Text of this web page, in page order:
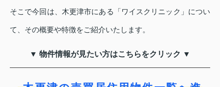
そこで今回は、木更津市にある「ワイスクリニック」につい
て、その概要や特徴をご紹介いたします。
▼ 物件情報が見たい方はこちらをクリック ▼